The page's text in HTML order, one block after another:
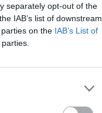
separately opt-out of the
IAB’s list of downstream
on the IAB’s List of